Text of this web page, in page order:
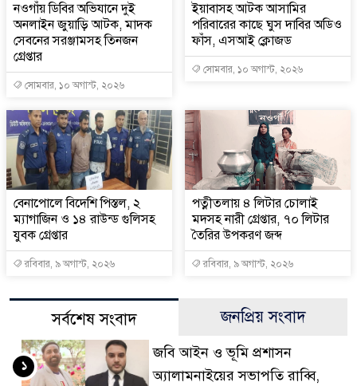
নওগাঁয় ডিবির অভিযানে দুই
অনলাইন জুয়াড়ি আটক, মাদক
সেবনের সরঞ্জামসহ তিনজন
গ্রেপ্তার
সোমবার, ১০ অগাস্ট, ২০২৬
ইয়াবাসহ আটক আসামির
পরিবারের কাছে ঘুস দাবির অডিও
ফাঁস, এসআই ক্লোজড
সোমবার, ১০ অগাস্ট, ২০২৬
বেনাপোলে বিদেশি পিস্তল, ২
ম্যাগাজিন ও ১৪ রাউন্ড গুলিসহ
যুবক গ্রেপ্তার
রবিবার, ৯ অগাস্ট, ২০২৬
পত্নীতলায় ৪ লিটার চোলাই
মদসহ নারী গ্রেপ্তার, ৭০ লিটার
তৈরির উপকরণ জব্দ
রবিবার, ৯ অগাস্ট, ২০২৬
সর্বশেষ সংবাদ জনপ্রিয় সংবাদ
জবি আইন ও ভূমি প্রশাসন
অ্যালামনাইয়ের সভাপতি রাব্বি,
১